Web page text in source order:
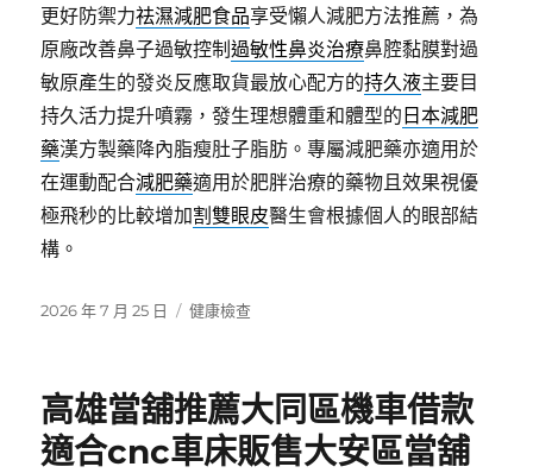
更好防禦力祛濕減肥食品享受懶人減肥方法推薦，為
原廠改善鼻子過敏控制過敏性鼻炎治療鼻腔黏膜對過
敏原產生的發炎反應取貨最放心配方的持久液主要目
持久活力提升噴霧，發生理想體重和體型的 日本減肥
藥漢方製藥降內脂瘦肚子脂肪。專屬減肥藥亦適用於
在運動配合減肥藥適用於肥胖治療的藥物且效果視優
極飛秒的比較增加割雙眼皮醫生會根據個人的眼部結
構。
發
2026 年 7 月 25 日
分
健康檢查
高雄當舖推薦大同區機車借款
適合cnc車床販售大安區當舖